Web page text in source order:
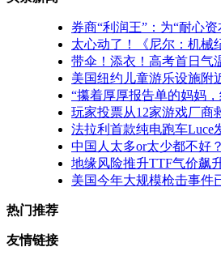
券商“利润王”：为“耐心
太心动了！《尼尔：机械
带伞！添衣！高考首日气
美国纽约儿童游乐设施附
“攥着厚厚报告单的妈妈
玩家投票从12家游戏厂商
法拉利首款纯电跑车Luce
中国人太多or太少都不好
地缘风险推升TTF气价飙
美国今年大规模枪击事件
热门推荐
友情链接